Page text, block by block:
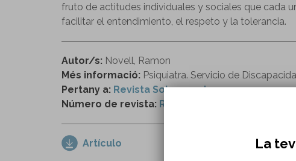
fruto de actitudes individuales y sociales que cada
facilitar el entendimiento, el respeto y la tolerancia.
Autor/s: Novell, Ramon
Més informació: Psiquiatra. Servicio de
Pertany a: Revista Sobreruedas
Número de revista: Revista “Sobre ruedas”
Artículo La